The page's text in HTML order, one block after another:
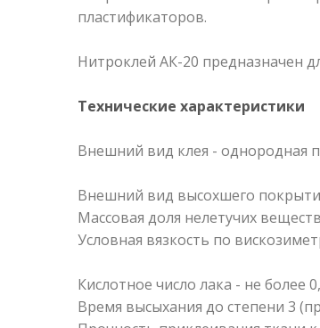
пластификаторов.
Нитроклей АК-20 предназначен
Технические характеристики
Внешний вид клея - однородная
Внешний вид высохшего
Массовая доля нелетучих
Условная вязкость по
Кислотное число лака - не более
Время высыхания до степени 3